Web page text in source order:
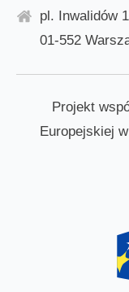
pl. Inwalidów
01-552
Projekt
Europejskiej